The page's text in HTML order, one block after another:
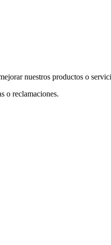
nuestros productos o
o reclamaciones.